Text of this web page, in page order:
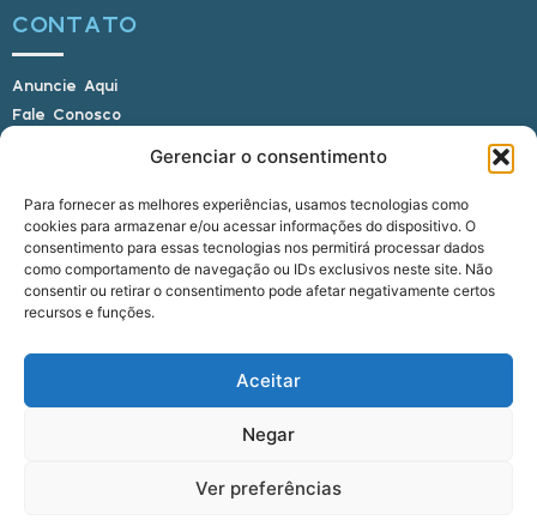
Gerenciar o consentimento
Para fornecer as melhores experiências, usamos tecnologias como
cookies para armazenar e/ou acessar informações do dispositivo. O
consentimento para essas tecnologias nos permitirá processar dados
como comportamento de navegação ou IDs exclusivos neste site. Não
consentir ou retirar o consentimento pode afetar negativamente certos
recursos e funções.
Aceitar
Negar
Ver preferências
CONTATO
Anuncie Aqui
Fale Conosco
E-mail: alagoasbrasilnoticias@gmail.com
Telefone: (82) 9 9691-0391 (Whatsapp)
Responsável Técnico: Crysthyan Carlos
Rua do Sau - Centro - Anadia - AL - CEP:
© 2022 - 2026 Alagoas Brasil Notícias. Todos os
direitos reservados.
fiveagência